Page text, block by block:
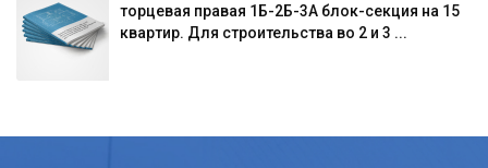
торцевая правая 1Б-2Б-3А блок-секция на 15
квартир. Для строительства во 2 и 3 ...